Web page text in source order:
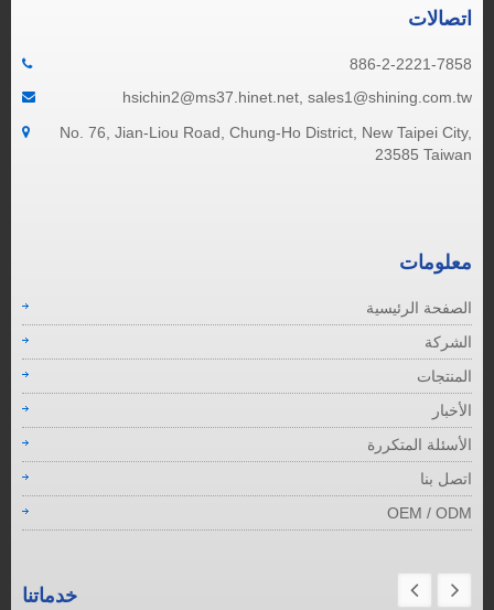
اتصالات
886-2-2221-7858
hsichin2@ms37.hinet.net, sales1@shining.com.tw
No. 76, Jian-Liou Road, Chung-Ho District, New Taipei City,
23585 Taiwan
معلومات
الصفحة الرئيسية
الشركة
المنتجات
الأخبار
الأسئلة المتكررة
اتصل بنا
OEM / ODM
خدماتنا